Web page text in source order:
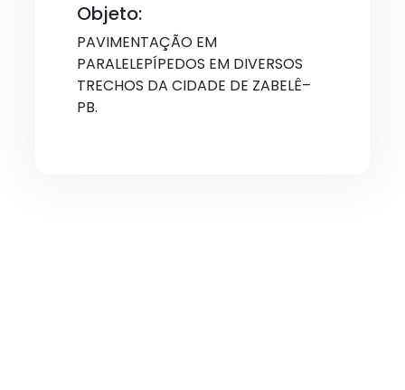
Objeto:
PAVIMENTAÇÃO EM
PARALELEPÍPEDOS EM DIVERSOS
TRECHOS DA CIDADE DE ZABELÊ–
PB.